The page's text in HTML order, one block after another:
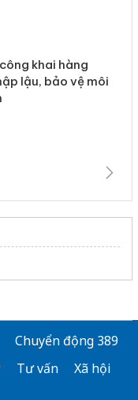
khai hàng
lậu, bảo vệ môi
Chuyển động 389
Tư vấn
Xã hội